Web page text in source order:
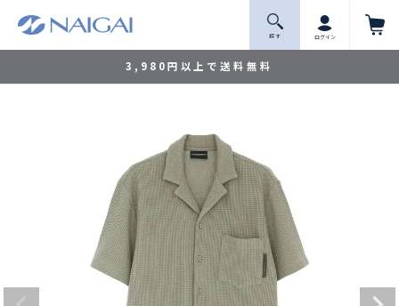
3,980円以上で送料無料
探 す ログイン